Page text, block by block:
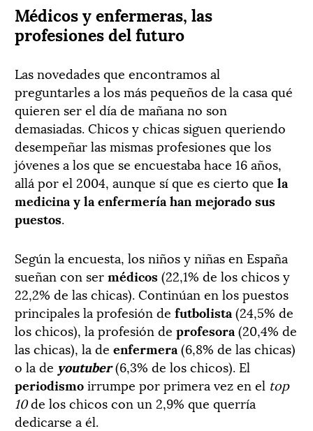
Médicos y enfermeras, las
profesiones del futuro
Las novedades que encontramos al
preguntarles a los más pequeños de la casa qué
quieren ser el día de mañana no son
demasiadas. Chicos y chicas siguen queriendo
desempeñar las mismas profesiones que los
jóvenes a los que se encuestaba hace 16 años,
allá por el 2004, aunque sí que es cierto que la
medicina y la enfermería han mejorado sus
puestos.
Según la encuesta, los niños y niñas en España
sueñan con sermédicos(22,1% de los chicos y
22,2% de las chicas). Continúan en los puestos
principales la profesión de futbolista (24,5% de
los chicos), la profesión de profesora (20,4% de
las chicas), la de enfermera (6,8% de las chicas)
o la de youtuber(6,3% de los chicos). El
periodismoirrumpe por primera vez en el top
10de los chicos con un 2,9% que querría
dedicarse a él.